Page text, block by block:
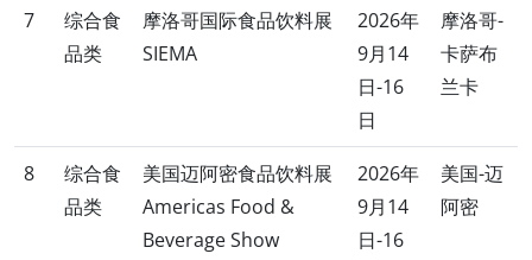
7
综合食
品类
摩洛哥国际食品饮料展
SIEMA
2026年
9月14
日-16
日
摩洛哥-
卡萨布
兰卡
8
综合食
品类
美国迈阿密食品饮料展
Americas Food &
Beverage Show
2026年
9月14
日-16
美国-迈
阿密